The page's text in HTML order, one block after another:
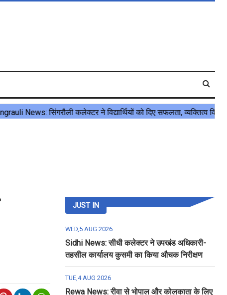
JUST IN
WED,5 AUG 2026
Sidhi News: सीधी कलेक्टर ने उपखंड अधिकारी-
तहसील कार्यालय कुसमी का किया औचक निरीक्षण
TUE,4 AUG 2026
Rewa News: रीवा से भोपाल और कोलकाता के लिए